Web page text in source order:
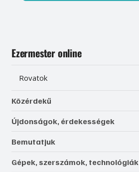
Ezermester online
Rovatok
Közérdekű
Újdonságok, érdekességek
Bemutatjuk
Gépek, szerszámok, technológiák